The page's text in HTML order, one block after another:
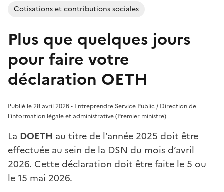
Cotisations et contributions sociales
Plus que quelques jours
pour faire votre
déclaration OETH
Publié le 28 avril 2026 - Entreprendre Service Public / Direction de
l'information légale et administrative (Premier ministre)
La DOETH au titre de l’année 2025 doit être
effectuée au sein de la DSN du mois d’avril
2026. Cette déclaration doit être faite le 5 ou
le 15 mai 2026.